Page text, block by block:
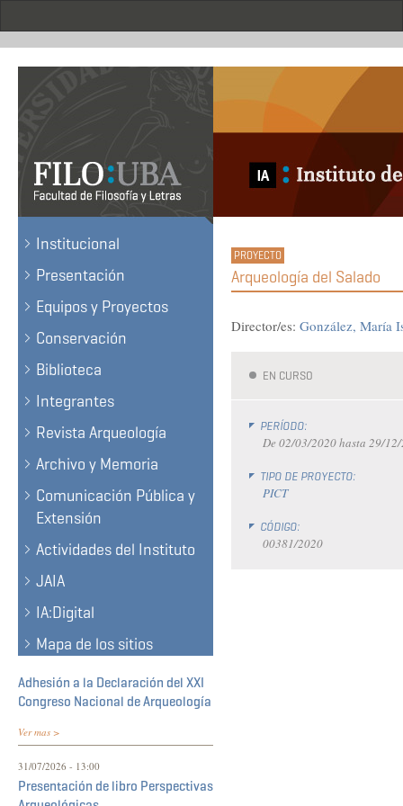
Institucional
Presentación
Equipos y Proyectos
Conservación
Biblioteca
Integrantes
Revista Arqueología
Archivo y Memoria
Comunicación Pública y
Extensión
Actividades del Instituto
JAIA
IA:Digital
Mapa de los sitios
Adhesión a la Declaración del XXI
Congreso Nacional de Arqueología
Ver mas >
31/07/2026 - 13:00
Presentación de libro Perspectivas
Arqueología del Salado
Director/es: González, María
EN CURSO
PERÍODO:
De 02/03/2020hasta 29/
TIPO DE PROYECTO:
PICT
CÓDIGO:
00381/2020